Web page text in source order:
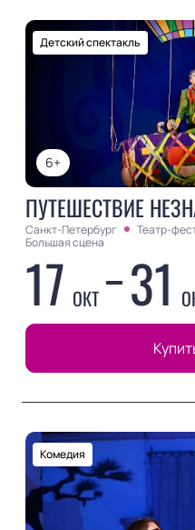
6+
Детский спектакль
ПУТЕШЕСТВИЕ
Санкт-Петербург
Театр-
Большая сцена
17 ОКТ 31
Комедия